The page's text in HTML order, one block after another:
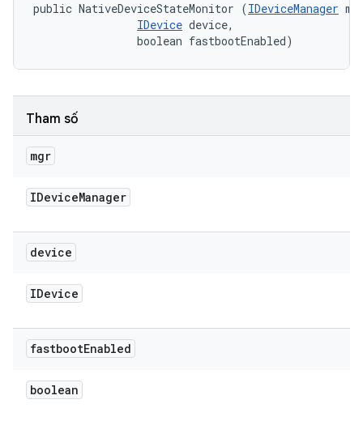
public NativeDeviceStateMonitor (IDeviceManager
IDevice device,
                boolean fastbootEnabled)
Tham số
mgr
IDeviceManager
device
IDevice
fastbootEnabled
boolean